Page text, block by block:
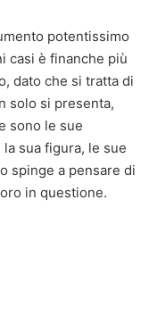
potentissimo
casi è finanche più
dato che si tratta di
solo si presenta,
sono le sue
sua figura, le sue
spinge a pensare di
in questione.